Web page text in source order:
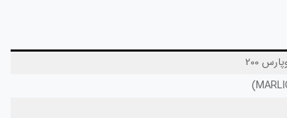
200